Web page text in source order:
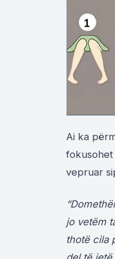
Ai ka
fokusohet
vepruar
jo vetëm
thotë cila